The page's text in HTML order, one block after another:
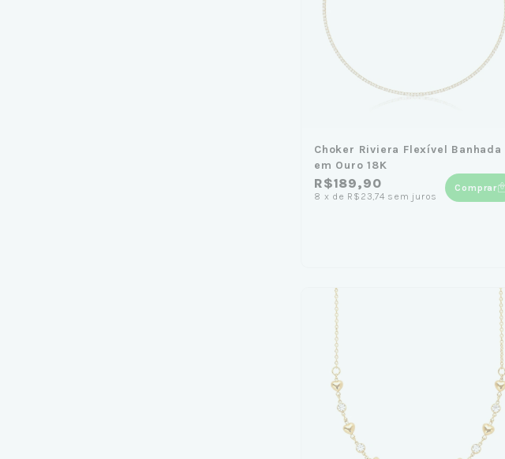
Choker Riviera Flexível Banhada
em Ouro 18K
R$189,90
8 x de R$23,74 sem juros
Comprar